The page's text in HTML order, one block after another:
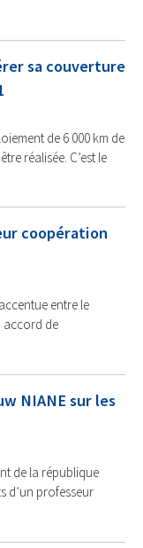
sa couverture
de 6 000 km de
réalisée. C’est le
coopération
entre le
accord de
NIANE sur les
de la république
d’un professeur